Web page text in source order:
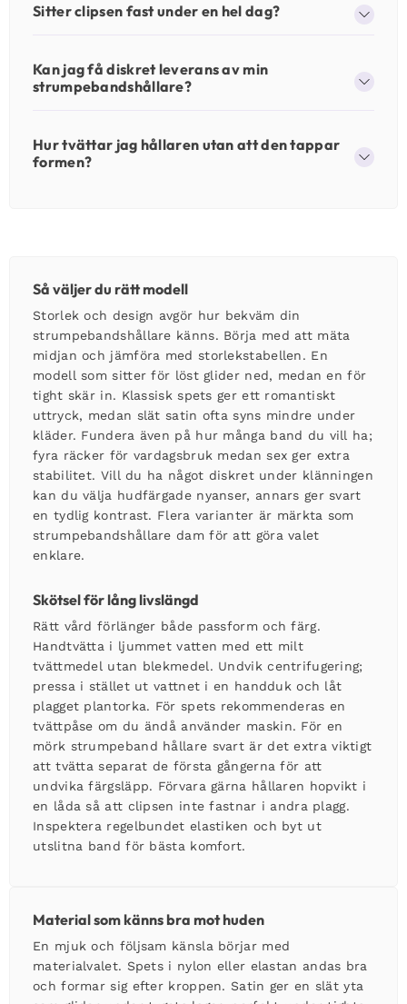
Sitter clipsen fast under en hel dag?
Kan jag få diskret leverans av min
strumpebandshållare?
Hur tvättar jag hållaren utan att den tappar
formen?
Så väljer du rätt modell
Storlek och design avgör hur bekväm din
strumpebandshållare känns. Börja med att mäta
midjan och jämföra med storlekstabellen. En
modell som sitter för löst glider ned, medan en för
tight skär in. Klassisk spets ger ett romantiskt
uttryck, medan slät satin ofta syns mindre under
kläder. Fundera även på hur många band du vill ha;
fyra räcker för vardagsbruk medan sex ger extra
stabilitet. Vill du ha något diskret under klänningen
kan du välja hudfärgade nyanser, annars ger svart
en tydlig kontrast. Flera varianter är märkta som
strumpebandshållare dam för att göra valet
enklare.
Skötsel för lång livslängd
Rätt vård förlänger både passform och färg.
Handtvätta i ljummet vatten med ett milt
tvättmedel utan blekmedel. Undvik centrifugering;
pressa i stället ut vattnet i en handduk och låt
plagget plantorka. För spets rekommenderas en
tvättpåse om du ändå använder maskin. För en
mörk strumpeband hållare svart är det extra viktigt
att tvätta separat de första gångerna för att
undvika färgsläpp. Förvara gärna hållaren hopvikt i
en låda så att clipsen inte fastnar i andra plagg.
Inspektera regelbundet elastiken och byt ut
utslitna band för bästa komfort.
Material som känns bra mot huden
En mjuk och följsam känsla börjar med
materialvalet. Spets i nylon eller elastan andas bra
och formar sig efter kroppen. Satin ger en slät yta